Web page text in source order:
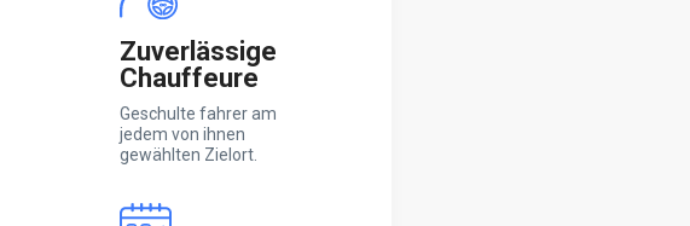
Zuverlässige
Chauffeure
Geschulte fahrer am
jedem von ihnen
gewählten Zielort.